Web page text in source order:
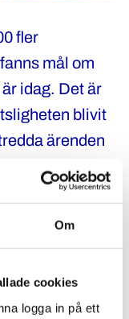
Om
cookies
logga in på ett
fler
mål om
idag. Det är
blivit
ärenden
polisiär
Sydow.
på
och